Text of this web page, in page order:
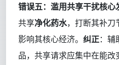
错误五：滥用共享干扰核心
共享净化药水，打断其补刀
影响其核心经济。 纠正：辅
品，共享请求应集中在能